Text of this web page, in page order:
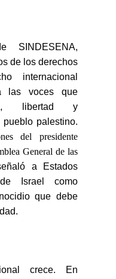
SINDESENA,
de los derechos
internacional
las voces que
libertad y
palestino.
del presidente
General de las
a Estados
Israel como
que debe
crece. En